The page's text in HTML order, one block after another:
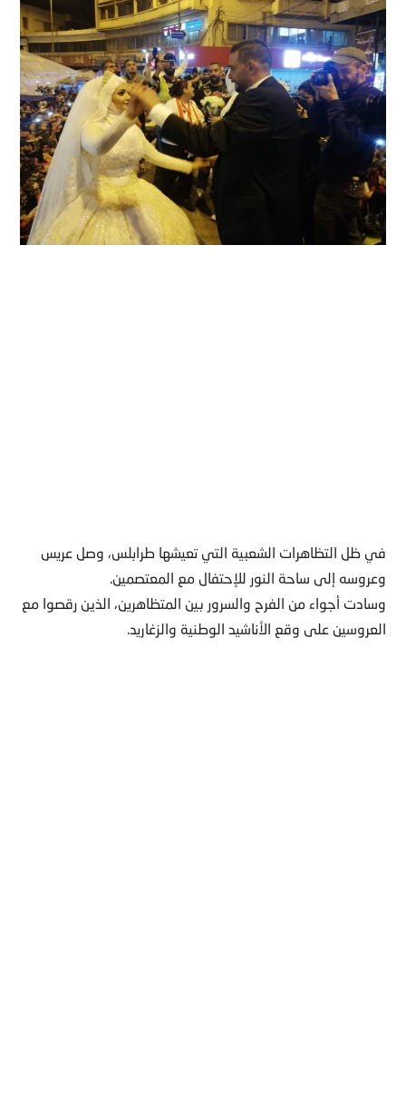
في ظل التظاهرات الشعبية التي تعيشها طرابلس، وصل عريس
وعروسه إلى ساحة النور للإحتفال مع المعتصمين.
وسادت أجواء من الفرح والسرور بين المتظاهرين، الذين رقصوا مع
العروسين على وقع الأناشيد الوطنية والزغاريد.